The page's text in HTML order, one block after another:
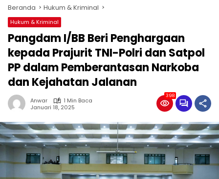
Beranda Hukum & Kriminal
Hukum & Kriminal
Pangdam I/BB Beri Penghargaan
kepada Prajurit TNI-Polri dan Satpol
PP dalam Pemberantasan Narkoba
dan Kejahatan Jalanan
Anwar
1 Min Baca
Januari 18, 2025
398